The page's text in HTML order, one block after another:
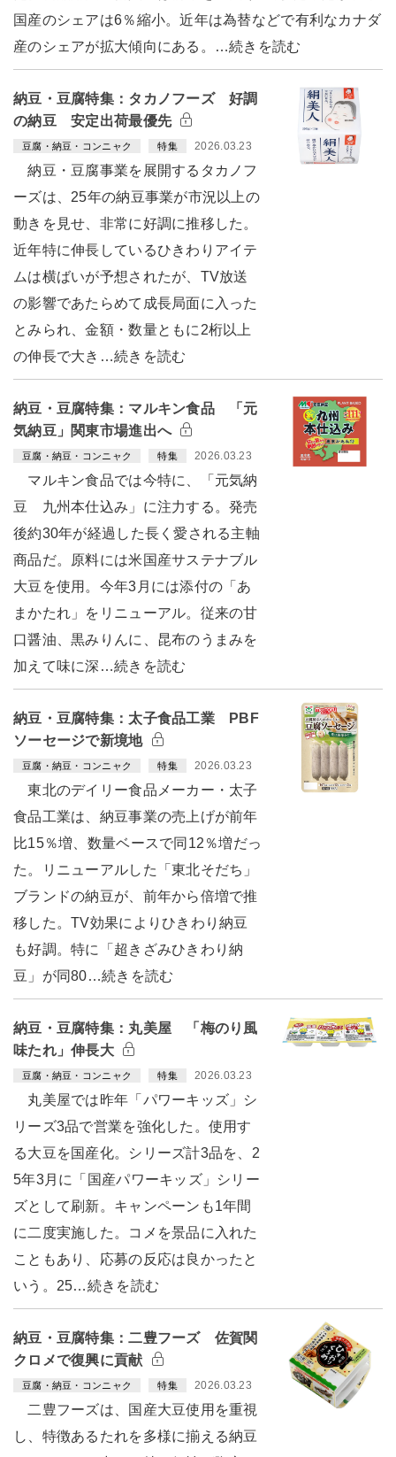
国産のシェアは6％縮小。近年は為替などで有利なカナダ
産のシェアが拡大傾向にある。…続きを読む
納豆・豆腐特集：タカノフーズ 好調
の納豆 安定出荷最優先
豆腐・納豆・コンニャク 特集 2026.03.23
納豆・豆腐事業を展開するタカノフ
ーズは、25年の納豆事業が市況以上の
動きを見せ、非常に好調に推移した。
近年特に伸長しているひきわりアイテ
ムは横ばいが予想されたが、TV放送
の影響であたらめて成長局面に入った
とみられ、金額・数量ともに2桁以上
の伸長で大き…続きを読む
納豆・豆腐特集：マルキン食品 「元
気納豆」関東市場進出へ
豆腐・納豆・コンニャク 特集 2026.03.23
マルキン食品では今特に、「元気納
豆 九州本仕込み」に注力する。発売
後約30年が経過した長く愛される主軸
商品だ。原料には米国産サステナブル
大豆を使用。今年3月には添付の「あ
まかたれ」をリニューアル。従来の甘
口醤油、黒みりんに、昆布のうまみを
加えて味に深…続きを読む
納豆・豆腐特集：太子食品工業 PBF
ソーセージで新境地
豆腐・納豆・コンニャク 特集 2026.03.23
東北のデイリー食品メーカー・太子
食品工業は、納豆事業の売上げが前年
比15％増、数量ベースで同12％増だっ
た。リニューアルした「東北そだち」
ブランドの納豆が、前年から倍増で推
移した。TV効果によりひきわり納豆
も好調。特に「超きざみひきわり納
豆」が同80…続きを読む
納豆・豆腐特集：丸美屋 「梅のり風
味たれ」伸長大
豆腐・納豆・コンニャク 特集 2026.03.23
丸美屋では昨年「パワーキッズ」シ
リーズ3品で営業を強化した。使用す
る大豆を国産化。シリーズ計3品を、2
5年3月に「国産パワーキッズ」シリー
ズとして刷新。キャンペーンも1年間
に二度実施した。コメを景品に入れた
こともあり、応募の反応は良かったと
いう。25…続きを読む
納豆・豆腐特集：二豊フーズ 佐賀関
クロメで復興に貢献
豆腐・納豆・コンニャク 特集 2026.03.23
二豊フーズは、国産大豆使用を重視
し、特徴あるたれを多様に揃える納豆